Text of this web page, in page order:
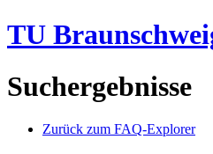
TU
Suchergebnisse
Zurück zum FAQ-Explorer